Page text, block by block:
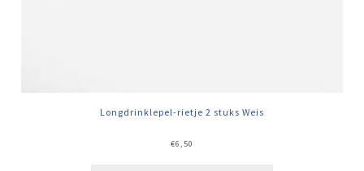
Longdrinklepel-rietje 2 stuks Weis
€6,50